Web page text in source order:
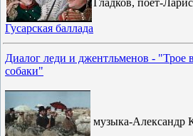
Гладков, поёт-
Гусарская баллада
Диалог леди и джентльменов - "Трое
собаки"
музыка-Александр